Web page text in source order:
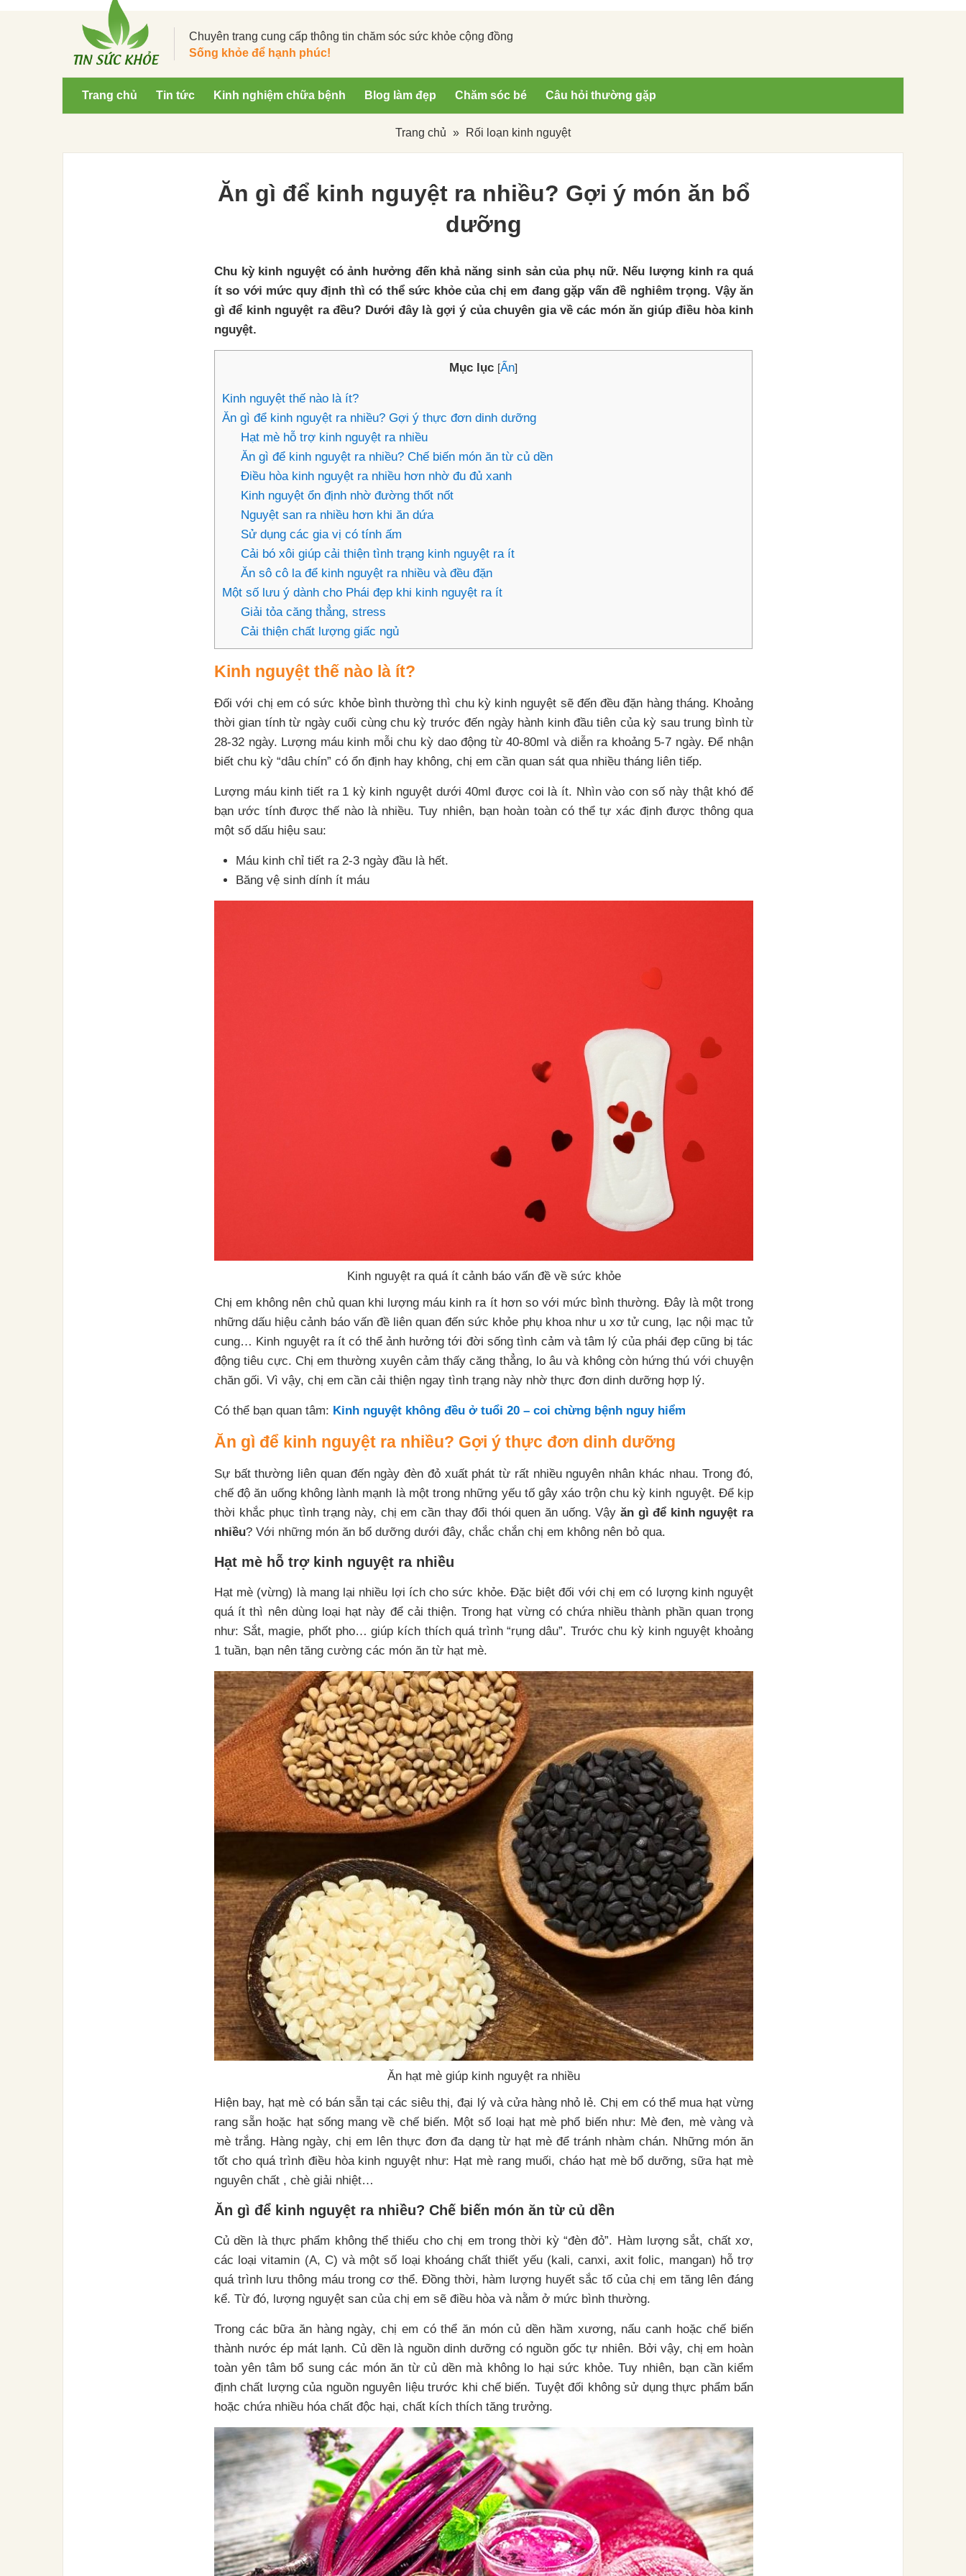
Chuyên trang cung cấp thông tin chăm sóc sức khỏe cộng đồng
Sống khỏe để hạnh phúc!
Trang chủ Tin tức Kinh nghiệm chữa bệnh Blog làm đẹp Chăm sóc bé Câu hỏi thường gặp
Trang chủ » Rối loạn kinh nguyệt
Ăn gì để kinh nguyệt ra nhiều? Gợi ý món ăn bổ
dưỡng
Chu kỳ kinh nguyệt có ảnh hưởng đến khả năng sinh sản của phụ nữ. Nếu lượng kinh ra quá
ít so với mức quy định thì có thể sức khỏe của chị em đang gặp vấn đề nghiêm trọng. Vậy ăn
gì để kinh nguyệt ra đều? Dưới đây là gợi ý của chuyên gia về các món ăn giúp điều hòa kinh
nguyệt.
Mục lục [Ẩn]
Kinh nguyệt thế nào là ít?
Ăn gì để kinh nguyệt ra nhiều? Gợi ý thực đơn dinh dưỡng
Hạt mè hỗ trợ kinh nguyệt ra nhiều
Ăn gì để kinh nguyệt ra nhiều? Chế biến món ăn từ củ dền
Điều hòa kinh nguyệt ra nhiều hơn nhờ đu đủ xanh
Kinh nguyệt ổn định nhờ đường thốt nốt
Nguyệt san ra nhiều hơn khi ăn dứa
Sử dụng các gia vị có tính ấm
Cải bó xôi giúp cải thiện tình trạng kinh nguyệt ra ít
Ăn sô cô la để kinh nguyệt ra nhiều và đều đặn
Một số lưu ý dành cho Phái đẹp khi kinh nguyệt ra ít
Giải tỏa căng thẳng, stress
Cải thiện chất lượng giấc ngủ
Kinh nguyệt thế nào là ít?
Đối với chị em có sức khỏe bình thường thì chu kỳ kinh nguyệt sẽ đến đều đặn hàng tháng. Khoảng
thời gian tính từ ngày cuối cùng chu kỳ trước đến ngày hành kinh đầu tiên của kỳ sau trung bình từ
28-32 ngày. Lượng máu kinh mỗi chu kỳ dao động từ 40-80ml và diễn ra khoảng 5-7 ngày. Để nhận
biết chu kỳ “dâu chín” có ổn định hay không, chị em cần quan sát qua nhiều tháng liên tiếp.
Lượng máu kinh tiết ra 1 kỳ kinh nguyệt dưới 40ml được coi là ít. Nhìn vào con số này thật khó để
bạn ước tính được thế nào là nhiều. Tuy nhiên, bạn hoàn toàn có thể tự xác định được thông qua
một số dấu hiệu sau:
Máu kinh chỉ tiết ra 2-3 ngày đầu là hết.
Băng vệ sinh dính ít máu
Kinh nguyệt ra quá ít cảnh báo vấn đề về sức khỏe
Chị em không nên chủ quan khi lượng máu kinh ra ít hơn so với mức bình thường. Đây là một trong
những dấu hiệu cảnh báo vấn đề liên quan đến sức khỏe phụ khoa như u xơ tử cung, lạc nội mạc tử
cung… Kinh nguyệt ra ít có thể ảnh hưởng tới đời sống tình cảm và tâm lý của phái đẹp cũng bị tác
động tiêu cực. Chị em thường xuyên cảm thấy căng thẳng, lo âu và không còn hứng thú với chuyện
chăn gối. Vì vậy, chị em cần cải thiện ngay tình trạng này nhờ thực đơn dinh dưỡng hợp lý.
Có thể bạn quan tâm: Kinh nguyệt không đều ở tuổi 20 – coi chừng bệnh nguy hiểm
Ăn gì để kinh nguyệt ra nhiều? Gợi ý thực đơn dinh dưỡng
Sự bất thường liên quan đến ngày đèn đỏ xuất phát từ rất nhiều nguyên nhân khác nhau. Trong đó,
chế độ ăn uống không lành mạnh là một trong những yếu tố gây xáo trộn chu kỳ kinh nguyệt. Để kịp
thời khắc phục tình trạng này, chị em cần thay đổi thói quen ăn uống. Vậy ăn gì để kinh nguyệt ra
nhiều? Với những món ăn bổ dưỡng dưới đây, chắc chắn chị em không nên bỏ qua.
Hạt mè hỗ trợ kinh nguyệt ra nhiều
Hạt mè (vừng) là mang lại nhiều lợi ích cho sức khỏe. Đặc biệt đối với chị em có lượng kinh nguyệt
quá ít thì nên dùng loại hạt này để cải thiện. Trong hạt vừng có chứa nhiều thành phần quan trọng
như: Sắt, magie, phốt pho… giúp kích thích quá trình “rụng dâu”. Trước chu kỳ kinh nguyệt khoảng
1 tuần, bạn nên tăng cường các món ăn từ hạt mè.
Ăn hạt mè giúp kinh nguyệt ra nhiều
Hiện bay, hạt mè có bán sẵn tại các siêu thị, đại lý và cửa hàng nhỏ lẻ. Chị em có thể mua hạt vừng
rang sẵn hoặc hạt sống mang về chế biến. Một số loại hạt mè phổ biến như: Mè đen, mè vàng và
mè trắng. Hàng ngày, chị em lên thực đơn đa dạng từ hạt mè để tránh nhàm chán. Những món ăn
tốt cho quá trình điều hòa kinh nguyệt như: Hạt mè rang muối, cháo hạt mè bổ dưỡng, sữa hạt mè
nguyên chất , chè giải nhiệt…
Ăn gì để kinh nguyệt ra nhiều? Chế biến món ăn từ củ dền
Củ dền là thực phẩm không thể thiếu cho chị em trong thời kỳ “đèn đỏ”. Hàm lượng sắt, chất xơ,
các loại vitamin (A, C) và một số loại khoáng chất thiết yếu (kali, canxi, axit folic, mangan) hỗ trợ
quá trình lưu thông máu trong cơ thể. Đồng thời, hàm lượng huyết sắc tố của chị em tăng lên đáng
kể. Từ đó, lượng nguyệt san của chị em sẽ điều hòa và nằm ở mức bình thường.
Trong các bữa ăn hàng ngày, chị em có thể ăn món củ dền hầm xương, nấu canh hoặc chế biến
thành nước ép mát lạnh. Củ dền là nguồn dinh dưỡng có nguồn gốc tự nhiên. Bởi vậy, chị em hoàn
toàn yên tâm bổ sung các món ăn từ củ dền mà không lo hại sức khỏe. Tuy nhiên, bạn cần kiểm
định chất lượng của nguồn nguyên liệu trước khi chế biến. Tuyệt đối không sử dụng thực phẩm bẩn
hoặc chứa nhiều hóa chất độc hại, chất kích thích tăng trưởng.